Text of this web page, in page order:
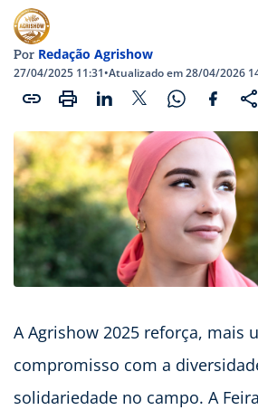
Por Redação Agrishow
27/04/2025 11:31•Atualizado em 28/04/2026
A Agrishow 2025 reforça, mais
compromisso com a
solidariedade no campo. A